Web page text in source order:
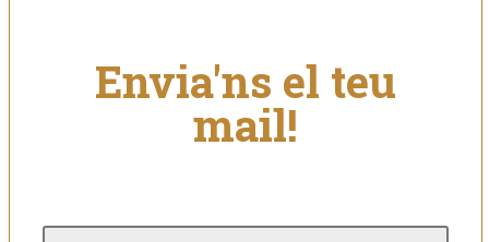
Envia'ns el teu
mail!